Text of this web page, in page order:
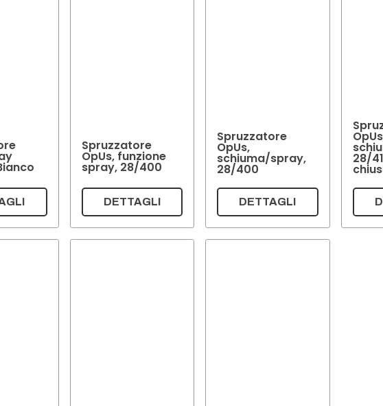
Spruzzatore
OpUs, funzione
spray, 28/400
DETTAGLI
Spruzzatore
OpUs,
schiuma/spray,
28/400
DETTAGLI
28/